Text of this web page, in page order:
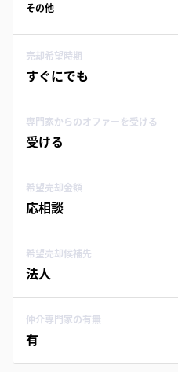
その他
売却希望時期
すぐにでも
専門家からのオファーを受ける
受ける
希望売却金額
応相談
希望売却候補先
法人
仲介専門家の有無
有